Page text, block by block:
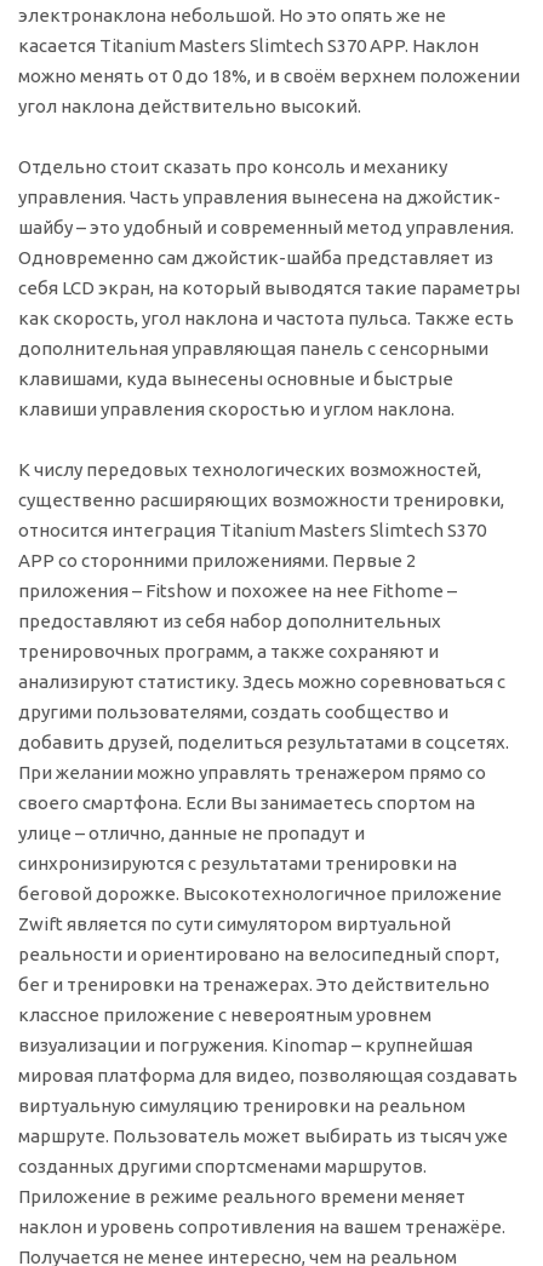
электронаклона небольшой. Но это опять же не
касается Titanium Masters Slimtech S370 APP. Наклон
можно менять от 0 до 18%, и в своём верхнем положении
угол наклона действительно высокий.
Отдельно стоит сказать про консоль и механику
управления. Часть управления вынесена на джойстик-
шайбу – это удобный и современный метод управления.
Одновременно сам джойстик-шайба представляет из
себя LCD экран, на который выводятся такие параметры
как скорость, угол наклона и частота пульса. Также есть
дополнительная управляющая панель с сенсорными
клавишами, куда вынесены основные и быстрые
клавиши управления скоростью и углом наклона.
К числу передовых технологических возможностей,
существенно расширяющих возможности тренировки,
относится интеграция Titanium Masters Slimtech S370
APP со сторонними приложениями. Первые 2
приложения – Fitshow и похожее на нее Fithome –
предоставляют из себя набор дополнительных
тренировочных программ, а также сохраняют и
анализируют статистику. Здесь можно соревноваться с
другими пользователями, создать сообщество и
добавить друзей, поделиться результатами в соцсетях.
При желании можно управлять тренажером прямо со
своего смартфона. Если Вы занимаетесь спортом на
улице – отлично, данные не пропадут и
синхронизируются с результатами тренировки на
беговой дорожке. Высокотехнологичное приложение
Zwift является по сути симулятором виртуальной
реальности и ориентировано на велосипедный спорт,
бег и тренировки на тренажерах. Это действительно
классное приложение с невероятным уровнем
визуализации и погружения. Kinomap – крупнейшая
мировая платформа для видео, позволяющая создавать
виртуальную симуляцию тренировки на реальном
маршруте. Пользователь может выбирать из тысяч уже
созданных другими спортсменами маршрутов.
Приложение в режиме реального времени меняет
наклон и уровень сопротивления на вашем тренажёре.
Получается не менее интересно, чем на реальном